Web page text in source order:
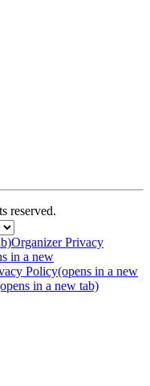
reserved.
Organizer Privacy
in a new
Policy(opens in a new
in a new tab)